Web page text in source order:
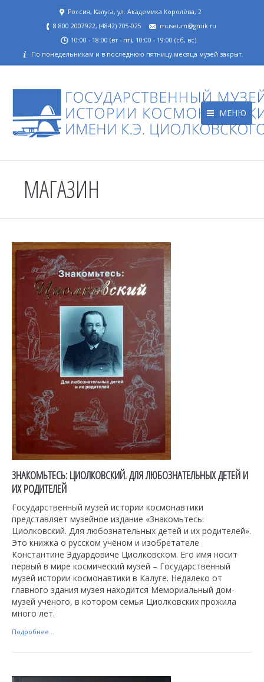
Россия, Калуга, ул. Академика Королёва, 2
8 800 2007922, (4842) 705-025
museum@gmik.ru
10:00 - 18:00 (вт - пт), 10:00 - 19:00 (сб, вс).
По понедельникам и в последнюю пятницу месяца музей закрыт.
МЕНЮ
МАГАЗИН
ЗНАКОМЬТЕСЬ: ЦИОЛКОВСКИЙ. ДЛЯ ЛЮБОЗНАТЕЛЬНЫХ ДЕТЕЙ И
ИХ РОДИТЕЛЕЙ
Государственный музей истории космонавтики
представляет музейное издание «Знакомьтесь:
Циолковский. Для любознательных детей и их родителей».
Это книжка о русском учёном и изобретателе
Константине Эдуардовиче Циолковском. Его имя носит
первый в мире космический музей – Государственный
музей истории космонавтики в Калуге. Недалеко от
главного здания музея находится Мемориальный дом-
музей учёного, в котором семья Циолковских прожила
много лет.
Подробнее...